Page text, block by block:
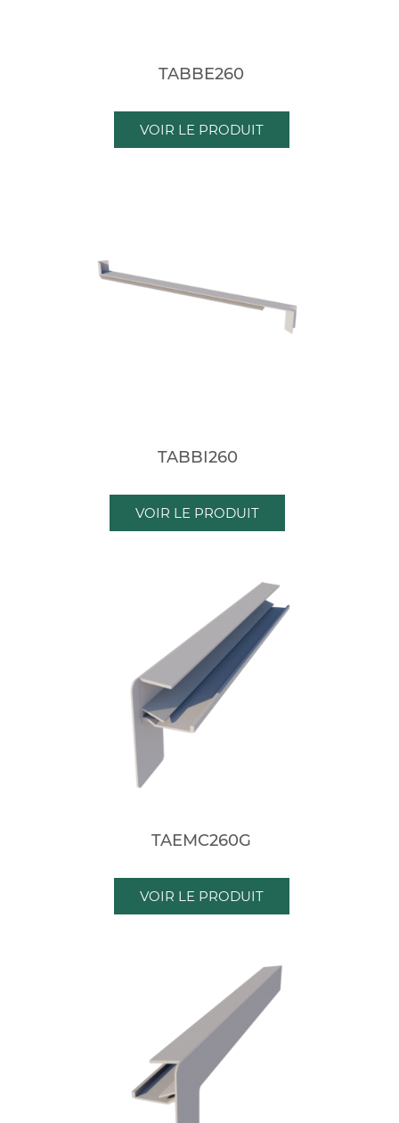
TABBE260
VOIR LE PRODUIT
TABBI260
VOIR LE PRODUIT
TAEMC260G
VOIR LE PRODUIT